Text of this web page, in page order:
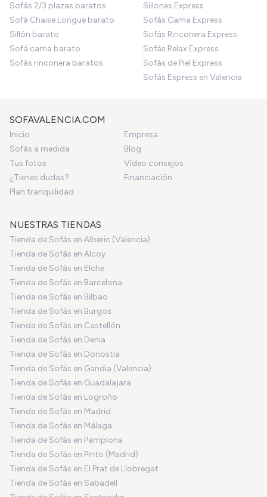
Sofás 2/3 plazas baratos
Sofá Chaise Longue barato
Sillón barato
Sofá cama barato
Sofás rinconera baratos
Sillones Express
Sofás Cama Express
Sofás Rinconera Express
Sofás Relax Express
Sofás de Piel Express
Sofás Express en Valencia
SOFAVALENCIA.COM
Inicio
Empresa
Sofás a medida
Blog
Tus fotos
Vídeo consejos
¿Tienes dudas?
Financiación
Plan tranquilidad
NUESTRAS TIENDAS
Tienda de Sofás en Alberic (Valencia)
Tienda de Sofás en Alcoy
Tienda de Sofás en Elche
Tienda de Sofás en Barcelona
Tienda de Sofás en Bilbao
Tienda de Sofás en Burgos
Tienda de Sofás en Castellón
Tienda de Sofás en Denia
Tienda de Sofás en Donostia
Tienda de Sofás en Gandia (Valencia)
Tienda de Sofás en Guadalajara
Tienda de Sofás en Logroño
Tienda de Sofás en Madrid
Tienda de Sofás en Málaga
Tienda de Sofás en Pamplona
Tienda de Sofás en Pinto (Madrid)
Tienda de Sofás en El Prat de Llobregat
Tienda de Sofás en Sabadell